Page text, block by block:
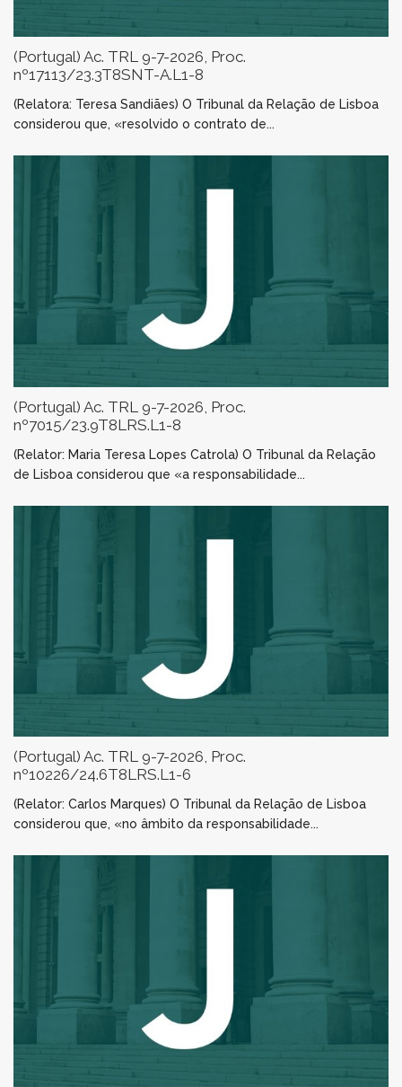
(Portugal) Ac. TRL 9-7-2026, Proc.
nº17113/23.3T8SNT-A.L1-8
(Relatora: Teresa Sandiães) O Tribunal da Relação de Lisboa
considerou que, «resolvido o contrato de...
(Portugal) Ac. TRL 9-7-2026, Proc.
nº7015/23.9T8LRS.L1-8
(Relator: Maria Teresa Lopes Catrola) O Tribunal da Relação
de Lisboa considerou que «a responsabilidade...
(Portugal) Ac. TRL 9-7-2026, Proc.
nº10226/24.6T8LRS.L1-6
(Relator: Carlos Marques) O Tribunal da Relação de Lisboa
considerou que, «no âmbito da responsabilidade...